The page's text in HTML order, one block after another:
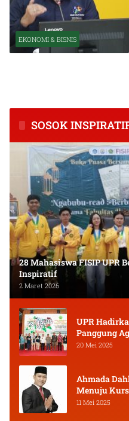
EKONOMI & BISNIS
SOSOK
28 Mahasiswa FISIP UPR
Inspiratif
2 Maret 2026
UPR
Panggung
20 Mei 2025
Ahmada
Menuju
Pejuang
11 Mei 2025